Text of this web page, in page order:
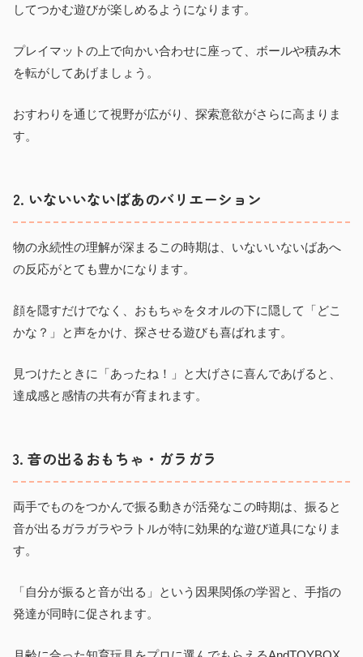
してつかむ遊びが楽しめるようになります。
プレイマットの上で向かい合わせに座って、ボールや積み木
を転がしてあげましょう。
おすわりを通じて視野が広がり、探索意欲がさらに高まりま
す。
2. いないいないばあのバリエーション
物の永続性の理解が深まるこの時期は、いないいないばあへ
の反応がとても豊かになります。
顔を隠すだけでなく、おもちゃをタオルの下に隠して「どこ
かな？」と声をかけ、探させる遊びも喜ばれます。
見つけたときに「あったね！」と大げさに喜んであげると、
達成感と感情の共有が育まれます。
3. 音の出るおもちゃ・ガラガラ
両手でものをつかんで振る動きが活発なこの時期は、振ると
音が出るガラガラやラトルが特に効果的な遊び道具になりま
す。
「自分が振ると音が出る」という因果関係の学習と、手指の
発達が同時に促されます。